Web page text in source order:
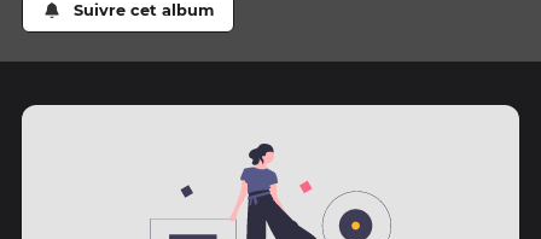
Suivre cet album